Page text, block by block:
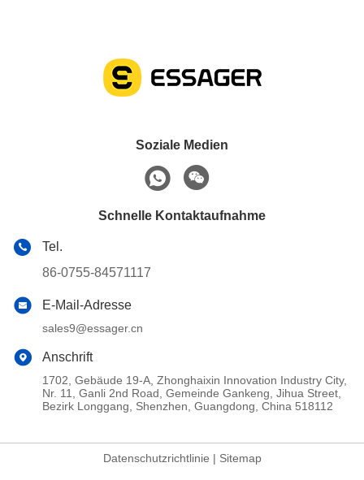
Soziale Medien
Schnelle Kontaktaufnahme
Tel.
86-0755-84571117
E-Mail-Adresse
sales9@essager.cn
Anschrift
1702, Gebäude 19-A, Zhonghaixin Innovation Industry City,
Nr. 11, Ganli 2nd Road, Gemeinde Gankeng, Jihua Street,
Bezirk Longgang, Shenzhen, Guangdong, China 518112
Datenschutzrichtlinie | Sitemap